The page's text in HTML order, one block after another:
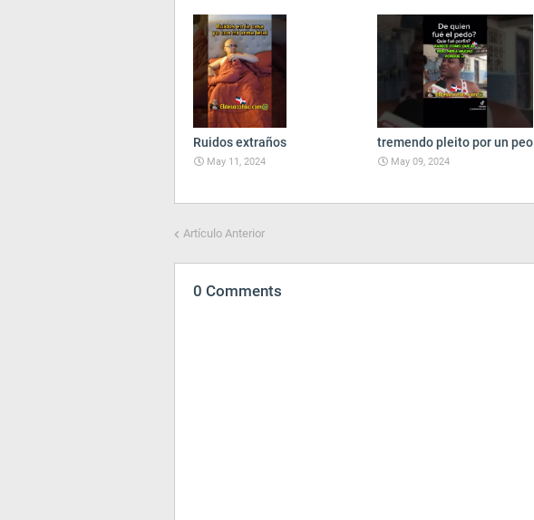
Ruidos extraños
May 11, 2024
tremendo pleito por un peo
May 09, 2024
Artículo Anterior
0 Comments